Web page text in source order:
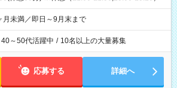
月未満／即日～9月末まで
40～50代活躍中 / 10名以上の大量募集
応募する 詳細へ